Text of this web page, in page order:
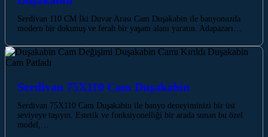
Serdivan 110 CM İki Duvar Arası Cam Duşakabin ile banyonuzda
modern bir dokunuş ve ferah bir yaşam alanı yaratın. Adapazarı…
Serdivan 75X110 Cam Duşakabin
Serdivan 75X110 Cam Duşakabin ile banyo deneyiminizi bir üst
seviyeye taşıyın. Estetik ve fonksiyonelliği bir arada sunan bu özel
model,…